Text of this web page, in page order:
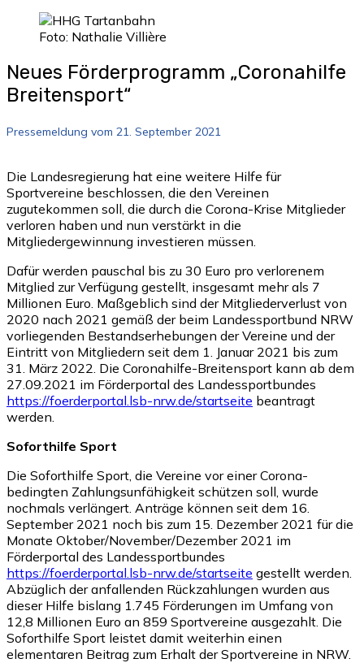
Foto: Nathalie Villière
Neues Förderprogramm „Coronahilfe
Breitensport“
Pressemeldung vom 21. September 2021
Die Landesregierung hat eine weitere Hilfe für
Sportvereine beschlossen, die den Vereinen
zugutekommen soll, die durch die Corona-Krise Mitglieder
verloren haben und nun verstärkt in die
Mitgliedergewinnung investieren müssen.
Dafür werden pauschal bis zu 30 Euro pro verlorenem
Mitglied zur Verfügung gestellt, insgesamt mehr als 7
Millionen Euro. Maßgeblich sind der Mitgliederverlust von
2020 nach 2021 gemäß der beim Landessportbund NRW
vorliegenden Bestandserhebungen der Vereine und der
Eintritt von Mitgliedern seit dem 1. Januar 2021 bis zum
31. März 2022. Die Coronahilfe-Breitensport kann ab dem
27.09.2021 im Förderportal des Landessportbundes
https://foerderportal.lsb-nrw.de/startseite beantragt
werden.
Soforthilfe Sport
Die Soforthilfe Sport, die Vereine vor einer Corona-
bedingten Zahlungsunfähigkeit schützen soll, wurde
nochmals verlängert. Anträge können seit dem 16.
September 2021 noch bis zum 15. Dezember 2021 für die
Monate Oktober/November/Dezember 2021 im
Förderportal des Landessportbundes
https://foerderportal.lsb-nrw.de/startseite gestellt werden.
Abzüglich der anfallenden Rückzahlungen wurden aus
dieser Hilfe bislang 1.745 Förderungen im Umfang von
12,8 Millionen Euro an 859 Sportvereine ausgezahlt. Die
Soforthilfe Sport leistet damit weiterhin einen
elementaren Beitrag zum Erhalt der Sportvereine in NRW.